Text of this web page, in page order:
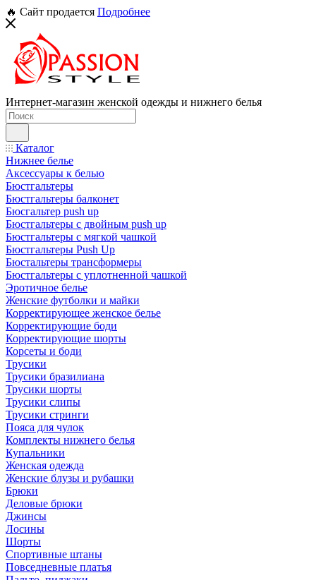
🔥 Сайт продается Подробнее
Интернет-магазин женской одежды и нижнего белья
Каталог
Нижнее белье
Аксессуары к белью
Бюстгальтеры
Бюстгальтеры балконет
Бюсгальтер push up
Бюстгальтеры с двойным push up
Бюстгальтеры с мягкой чашкой
Бюстгальтеры Push Up
Бюстальтеры трансформеры
Бюстгальтеры с уплотненной чашкой
Эротичное белье
Женские футболки и майки
Корректирующее женское белье
Корректирующие боди
Корректирующие шорты
Корсеты и боди
Трусики
Трусики бразилиана
Трусики шорты
Трусики слипы
Трусики стринги
Пояса для чулок
Комплекты нижнего белья
Купальники
Женская одежда
Женские блузы и рубашки
Брюки
Деловые брюки
Джинсы
Лосины
Шорты
Спортивные штаны
Повседневные платья